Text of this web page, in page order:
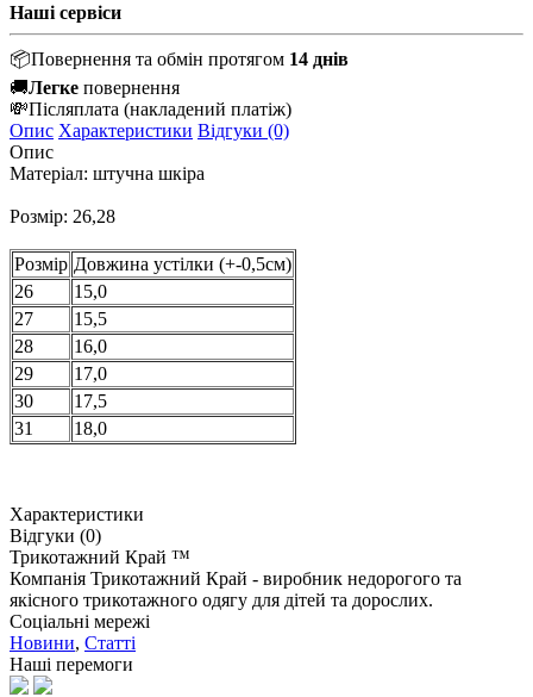
Наші сервіси
📦Повернення та обмін протягом 14 днів
🚚Легке повернення
💸Післяплата (накладений платіж)
Опис Характеристики Відгуки (0)
Опис
Матеріал: штучна шкіра
Розмір: 26,28
Розмір Довжина устілки (+-0,5см)
26
15,0
27
15,5
28
16,0
29
17,0
30
17,5
31
18,0
Характеристики
Відгуки (0)
Трикотажний Край ™
Компанія Трикотажний Край - виробник недорогого та
якісного трикотажного одягу для дітей та дорослих.
Соціальні мережі
Новини, Статті
Наші перемоги